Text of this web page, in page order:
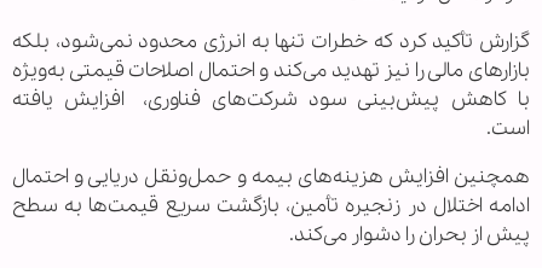
گزارش تأکید کرد که خطرات تنها به انرژی محدود نمی‌شود، بلکه
بازارهای مالی را نیز تهدید می‌کند و احتمال اصلاحات قیمتی به‌ویژه
با کاهش پیش‌بینی سود شرکت‌های فناوری، افزایش یافته
است.
همچنین افزایش هزینه‌های بیمه و حمل‌ونقل دریایی و احتمال
ادامه اختلال در زنجیره تأمین، بازگشت سریع قیمت‌ها به سطح
پیش از بحران را دشوار می‌کند.